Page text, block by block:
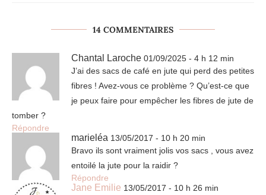
14 COMMENTAIRES
Chantal Laroche 01/09/2025 - 4 h 12 min
J’ai des sacs de café en jute qui perd des petites
fibres ! Avez-vous ce problème ? Qu’est-ce que
je peux faire pour empêcher les fibres de jute de
tomber ?
Répondre
marieléa 13/05/2017 - 10 h 20 min
Bravo ils sont vraiment jolis vos sacs , vous avez
entoilé la jute pour la raidir ?
Répondre
Jane Emilie 13/05/2017 - 10 h 26 min